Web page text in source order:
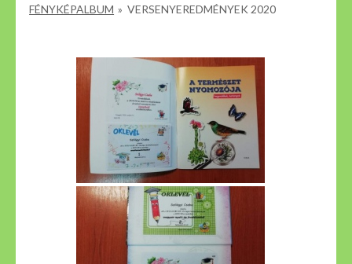
FÉNYKÉPALBUM » VERSENYEREDMÉNYEK 2020